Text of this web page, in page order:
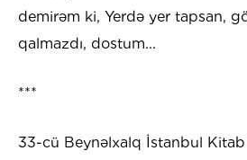
demirəm ki, Yerdə yer tapsan,
qalmazdı, dostum...
***
33-cü Beynəlxalq İstanbul Kitab